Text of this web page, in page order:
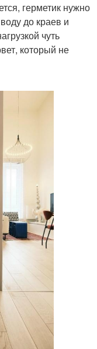
герметик нужно
до краев и
чуть
который не